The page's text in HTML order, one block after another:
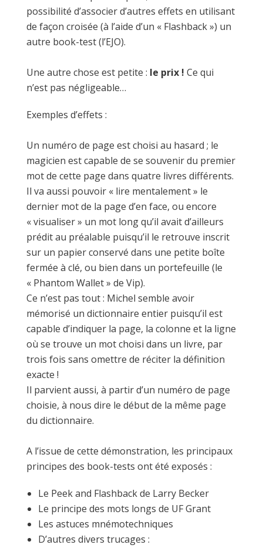
possibilité d’associer d’autres effets en utilisant
de façon croisée (à l’aide d’un « Flashback ») un
autre book-test (l’EJO).
Une autre chose est petite : le prix ! Ce qui
n’est pas négligeable…
Exemples d’effets :
Un numéro de page est choisi au hasard ; le
magicien est capable de se souvenir du premier
mot de cette page dans quatre livres différents.
Il va aussi pouvoir « lire mentalement » le
dernier mot de la page d’en face, ou encore
« visualiser » un mot long qu’il avait d’ailleurs
prédit au préalable puisqu’il le retrouve inscrit
sur un papier conservé dans une petite boîte
fermée à clé, ou bien dans un portefeuille (le
« Phantom Wallet » de Vip).
Ce n’est pas tout : Michel semble avoir
mémorisé un dictionnaire entier puisqu’il est
capable d’indiquer la page, la colonne et la ligne
où se trouve un mot choisi dans un livre, par
trois fois sans omettre de réciter la définition
exacte !
Il parvient aussi, à partir d’un numéro de page
choisie, à nous dire le début de la même page
du dictionnaire.
A l’issue de cette démonstration, les principaux
principes des book-tests ont été exposés :
Le Peek and Flashback de Larry Becker
Le principe des mots longs de UF Grant
Les astuces mnémotechniques
D’autres divers trucages :